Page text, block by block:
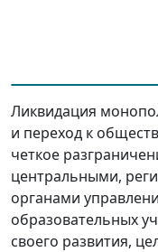
Ликвидация
и переход к
четкое
центральными,
органами
образовательных
своего развития,